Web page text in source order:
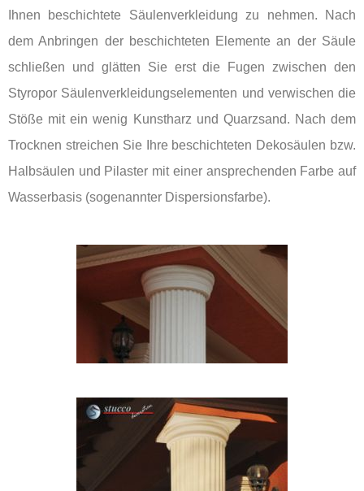
Ihnen beschichtete Säulenverkleidung zu nehmen. Nach
dem Anbringen der beschichteten Elemente an der Säule
schließen und glätten Sie erst die Fugen zwischen den
Styropor Säulenverkleidungselementen und verwischen die
Stöße mit ein wenig Kunstharz und Quarzsand. Nach dem
Trocknen streichen Sie Ihre beschichteten Dekosäulen bzw.
Halbsäulen und Pilaster mit einer ansprechenden Farbe auf
Wasserbasis (sogenannter Dispersionsfarbe).